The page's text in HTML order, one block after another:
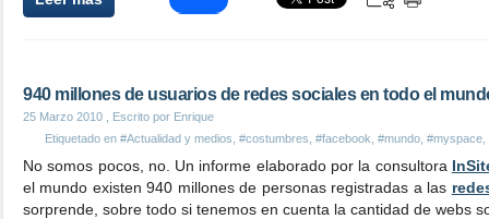
940 millones de usuarios de redes sociales en todo el
25 Marzo 2010 , Escrito por Enrique
Etiquetado en #Actualidad y medios #costumbres #facebook #mundo #myspace
No somos pocos, no. Un informe elaborado por la consultora
el mundo existen 940 millones de personas registradas a las
sorprende, sobre todo si tenemos en cuenta la cantidad de webs